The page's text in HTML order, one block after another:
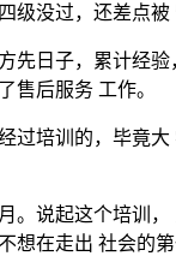
级没过，还差点
先日子，累计经
售后服务 工作。
过培训的，毕竟
说起这个培训
想在走出 社会的